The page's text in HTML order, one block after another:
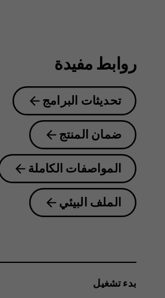
روابط مفيدة
تحديثات البرامج
ضمان المنتج
المواصفات الكاملة
الملف البيئي
بدء تشغيل